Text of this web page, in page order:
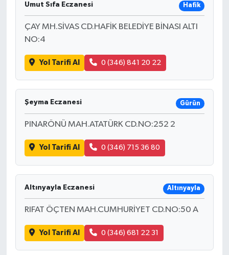
Umut Sıfa Eczanesi Hafik
ÇAY MH.SİVAS CD.HAFİK BELEDİYE BİNASI ALTI
NO:4
Yol Tarifi Al 0 (346) 841 20 22
Şeyma Eczanesi Gürün
PINARÖNÜ MAH.ATATÜRK CD.NO:252 2
Yol Tarifi Al 0 (346) 715 36 80
Altınyayla Eczanesi Altınyayla
RIFAT ÖÇTEN MAH.CUMHURİYET CD.NO:50 A
Yol Tarifi Al 0 (346) 681 22 31